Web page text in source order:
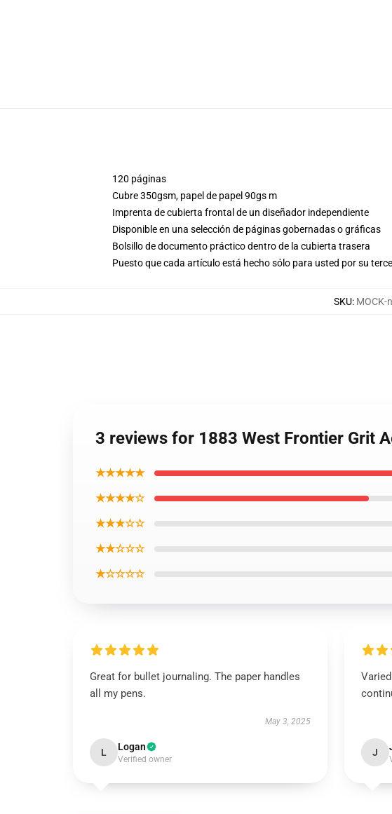
120 páginas
Cubre 350gsm, papel de papel 90gs m
Imprenta de cubierta frontal de un diseñador independiente
Disponible en una selección de páginas gobernadas o gráficas
Bolsillo de documento práctico dentro de la cubierta trasera
Puesto que cada artículo está hecho sólo para usted por su
SKU: MOCK-
3 reviews for 1883 West Frontier Grit
★★★★★
★★★★☆
★★★☆☆
★★☆☆☆
★☆☆☆☆
Great for bullet journaling. The paper handles
all my pens.
May 3, 2025
L Logan
Verified owner
J